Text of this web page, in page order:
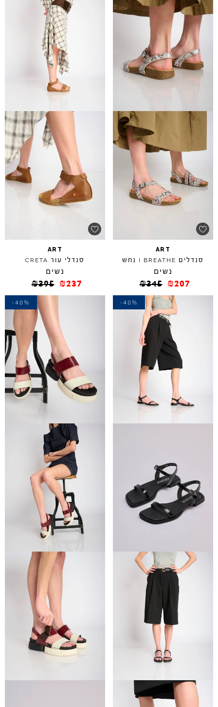
ART
סנדלים I BREATHE נחש
נשים
₪345 ₪207
ART
סנדלי עור CRETA
נשים
₪395 ₪237
-40%
-40%